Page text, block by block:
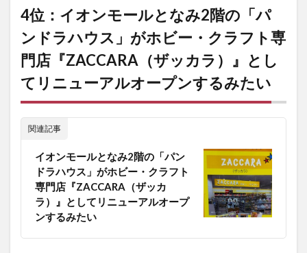
全デ
ジタ
ル」
み！
2
4位：イオ
ンモールとなみ
2階の「パンド
ラハウス」がホ
ビー・クラフト
『ZACCARA（ザ
ッカラ）』とし
てリニューアル
オープンするみ
たい
3
3
4位：イオンモールとなみ2階の「パ
ンドラハウス」がホビー・クラフト専
門店『ZACCARA（ザッカラ）』とし
てリニューアルオープンするみたい
関連記事
イオンモールとなみ2階の「パン
ドラハウス」がホビー・クラフト
専門店『ZACCARA（ザッカ
ラ）』としてリニューアルオープ
ンするみたい